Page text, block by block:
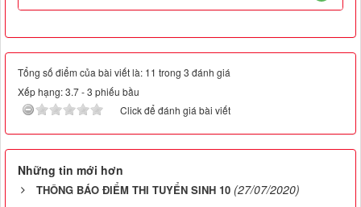
Tổng số điểm của bài viết là: 11 trong 3 đánh giá
Xếp hạng:3.7-3 phiếu bầu
Click để đánh giá bài viết
Những tin mới hơn
THÔNG BÁO ĐIỂM THI TUYỂN SINH 10 (27/07/2020)